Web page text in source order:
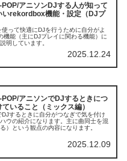
アニソンDJする人が知って
いrekordbox機能・設定（DJプ
って快適にDJを行うために自分がよ
機能（主にDJプレイに関わる機能）に
明しています。
2025.12.24
アニソンでDJするときにつ
いること（ミックス編）
するときに自分がつなぎで気を付け
ウの紹介になります。主に曲同士を混
）という観点の内容になります。
2025.12.09